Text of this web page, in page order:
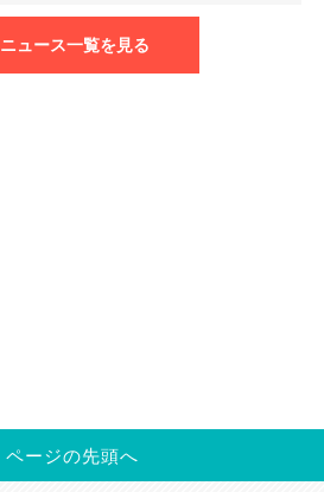
ニュース一覧を見る
ページの先頭へ